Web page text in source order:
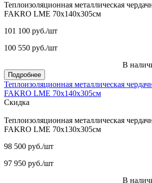
Теплоизоляционная металлическая
FAKRO LME 70х140х305см
101 100 руб./шт
100 550 руб./шт
В
Подробнее
Теплоизоляционная металлическая
FAKRO LME 70х140х305см
Скидка
Теплоизоляционная металлическая
FAKRO LME 70х130х305см
98 500 руб./шт
97 950 руб./шт
В